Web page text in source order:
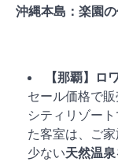
沖縄本島：楽園
【那覇】ロ
セール価格で
シティリゾー
た客室は、ご
少ない天然温